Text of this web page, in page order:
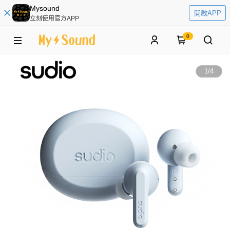
Mysound
立刻使用官方APP
開啟APP
0
1/4